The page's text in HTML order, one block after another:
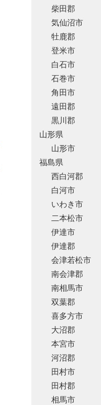
柴田郡
気仙沼市
牡鹿郡
登米市
白石市
石巻市
角田市
遠田郡
黒川郡
山形県
山形市
福島県
西白河郡
白河市
いわき市
二本松市
伊達市
伊達郡
会津若松市
南会津郡
南相馬市
双葉郡
喜多方市
大沼郡
本宮市
河沼郡
田村市
田村郡
相馬市